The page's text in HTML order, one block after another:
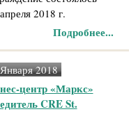
2018 г.
Подробнее...
2018
центр «Маркс»
CRE St.